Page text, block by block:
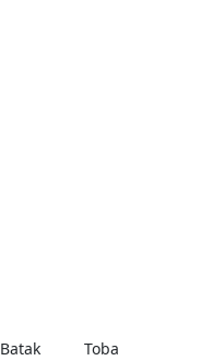
Batak Toba